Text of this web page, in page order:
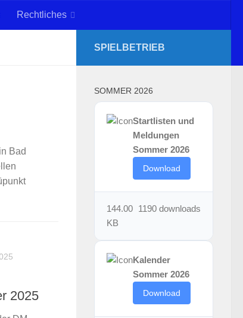
Rechtliches
Bad
2025
SPIELBETRIEB
SOMMER 2026
Startlisten und
Meldungen
Sommer 2026
Download
1190 downloads
144.00
KB
Kalender
Sommer 2026
Download